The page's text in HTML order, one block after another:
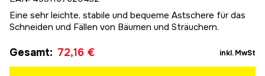
Eine sehr leichte, stabile und bequeme Astschere für das
Schneiden und Fällen von Bäumen und Sträuchern.
Gesamt: 72,16 € inkl. MwSt